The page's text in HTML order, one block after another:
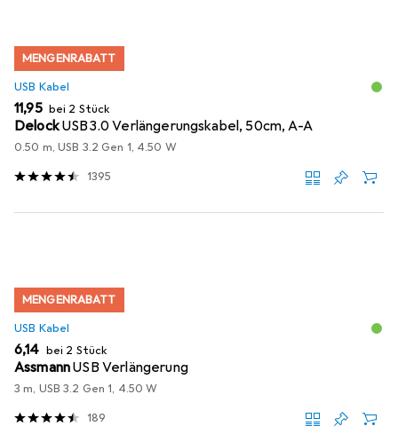
MENGENRABATT
USB Kabel
EUR
11,95 bei 2 Stück
DelockUSB3.0 Verlängerungskabel, 50cm, A-A
0.50 m, USB 3.2 Gen 1, 4.50 W
1395
MENGENRABATT
USB Kabel
EUR
6,14 bei 2 Stück
AssmannUSB Verlängerung
3 m, USB 3.2 Gen 1, 4.50 W
189